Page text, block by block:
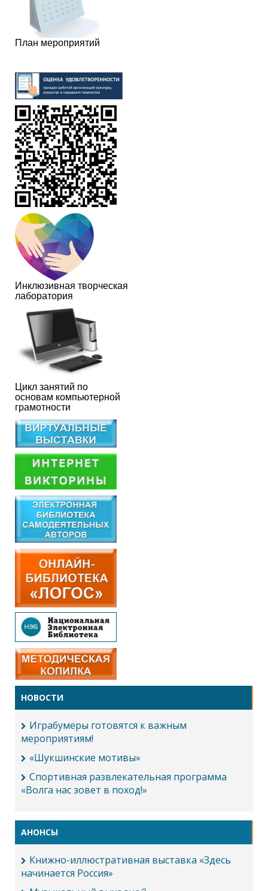
План мероприятий
Инклюзивная творческая
лаборатория
Цикл занятий по
основам компьютерной
грамотности
НОВОСТИ
Играбумеры готовятся к важным
мероприятиям!
«Шукшинские мотивы»
Спортивная развлекательная программа
«Волга нас зовет в поход!»
АНОНСЫ
Книжно-иллюстративная выставка «Здесь
начинается Россия»